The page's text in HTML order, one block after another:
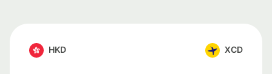
HKD XCD